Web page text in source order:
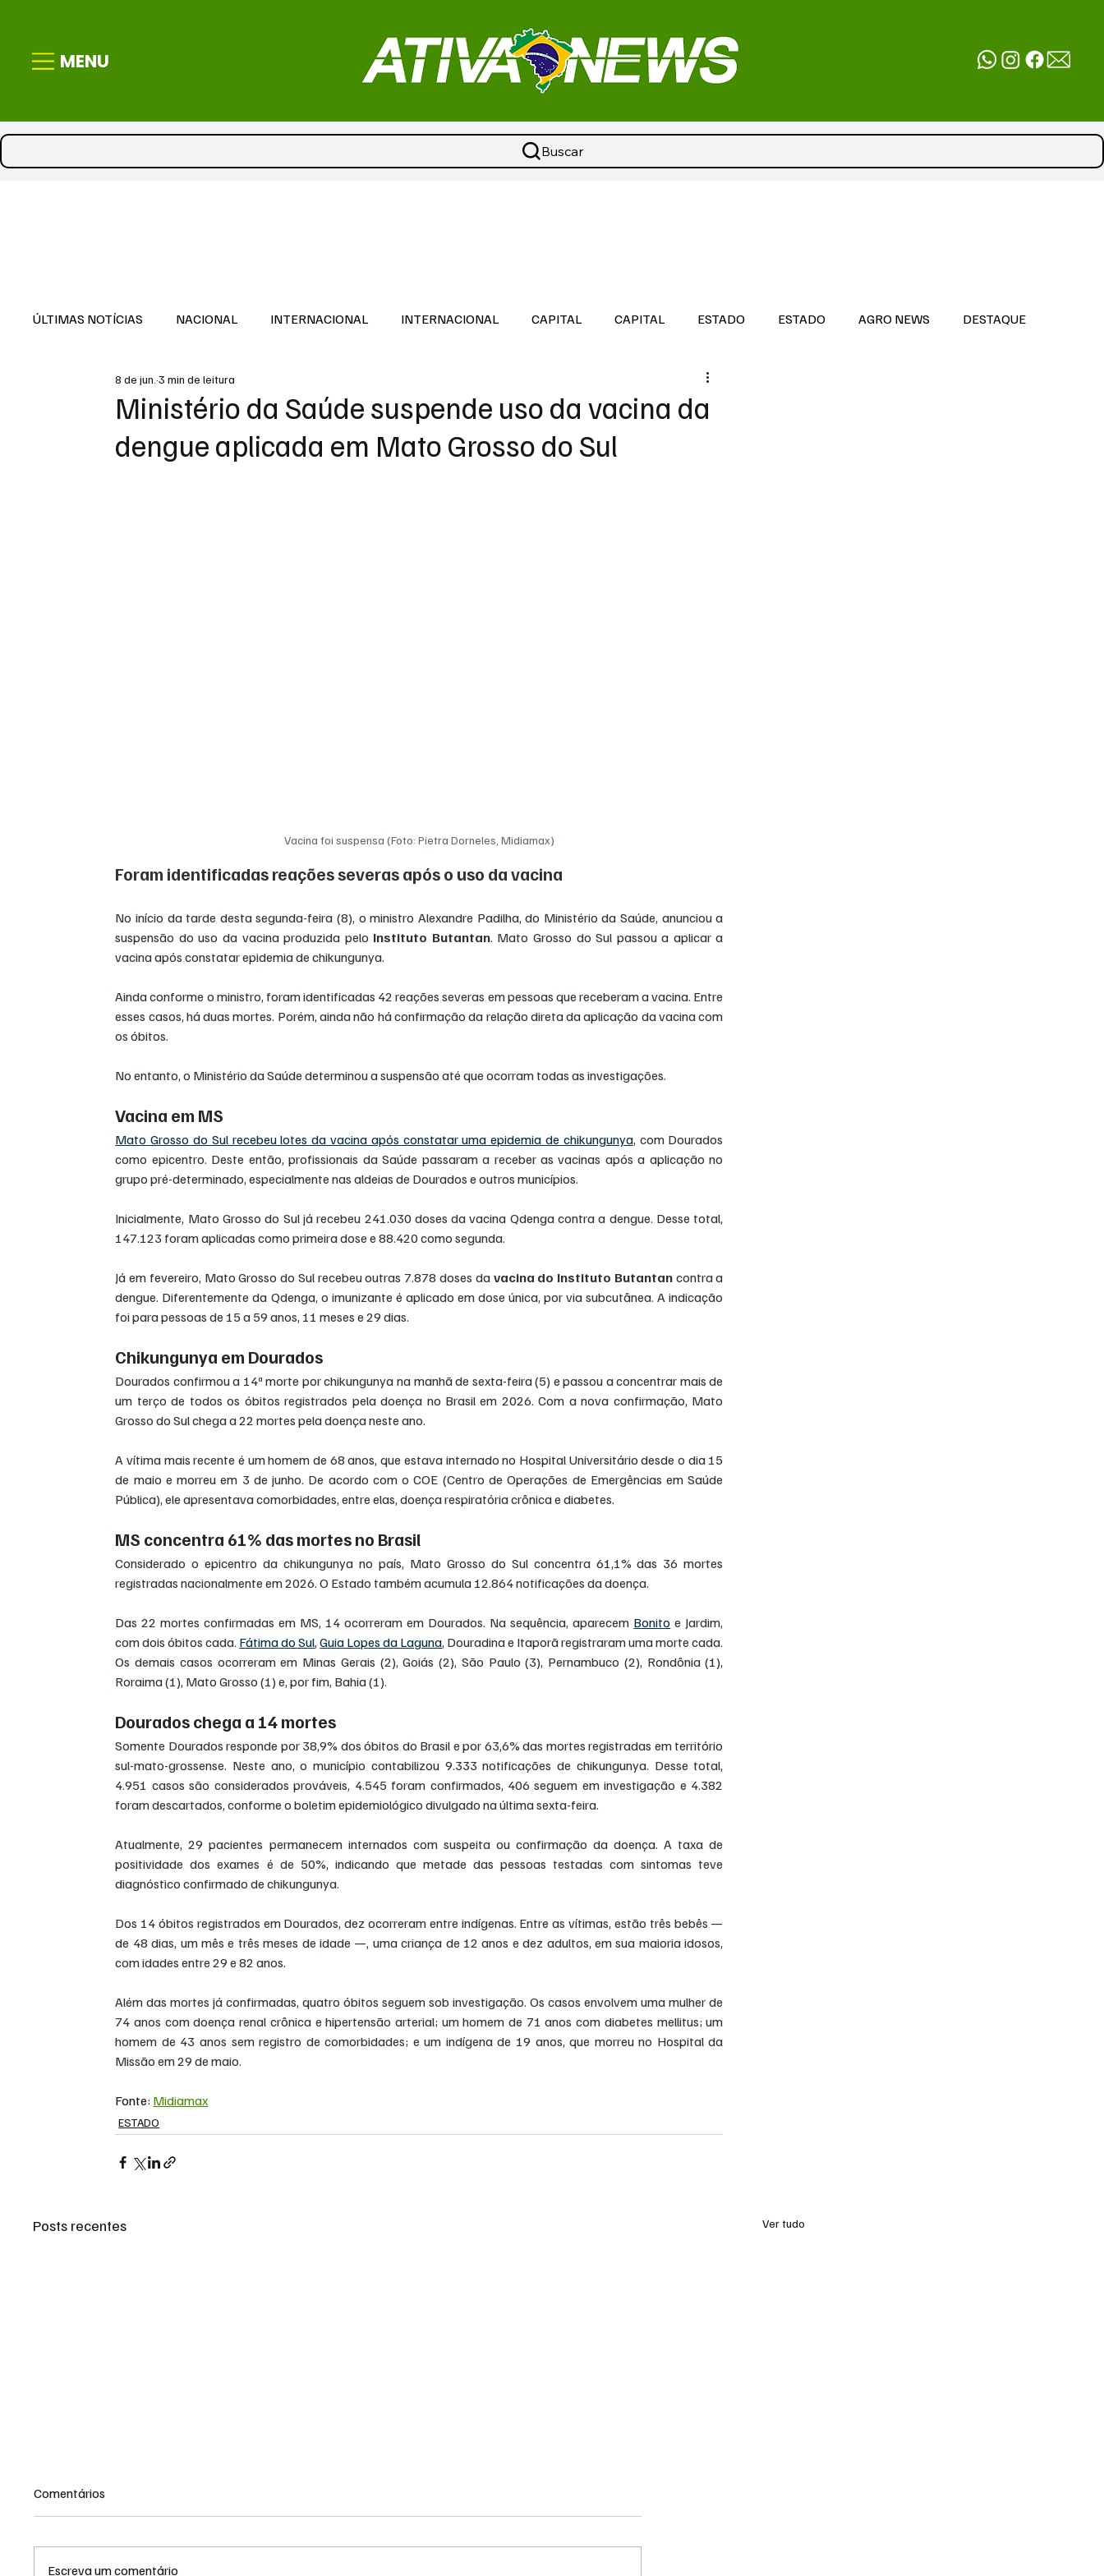
MENU
Buscar
ÚLTIMAS NOTÍCIAS NACIONAL INTERNACIONAL INTERNACIONAL CAPITAL CAPITAL ESTADO ESTADO AGRO NEWS DESTAQUE
DESTAQUE
Ministério da Saúde suspende uso da vacina da
dengue aplicada em Mato Grosso do Sul
8 de jun.3 min de leitura
Vacina foi suspensa (Foto: Pietra Dorneles, Midiamax)
Foram identificadas reações severas após o uso da vacina
No início da tarde desta segunda-feira (8), o ministro Alexandre Padilha, do Ministério da Saúde, anunciou a
suspensão do uso da vacina produzida pelo Instituto Butantan. Mato Grosso do Sul passou a aplicar a
vacina após constatar epidemia de chikungunya.
Ainda conforme o ministro, foram identificadas 42 reações severas em pessoas que receberam a vacina. Entre
esses casos, há duas mortes. Porém, ainda não há confirmação da relação direta da aplicação da vacina com
os óbitos.
No entanto, o Ministério da Saúde determinou a suspensão até que ocorram todas as investigações.
Vacina em MS
Mato Grosso do Sul recebeu lotes da vacina após constatar uma epidemia de chikungunya, com Dourados
como epicentro. Deste então, profissionais da Saúde passaram a receber as vacinas após a aplicação no
grupo pré-determinado, especialmente nas aldeias de Dourados e outros municípios.
Inicialmente, Mato Grosso do Sul já recebeu 241.030 doses da vacina Qdenga contra a dengue. Desse total,
147.123 foram aplicadas como primeira dose e 88.420 como segunda.
Já em fevereiro, Mato Grosso do Sul recebeu outras 7.878 doses da vacina do Instituto Butantan contra a
dengue. Diferentemente da Qdenga, o imunizante é aplicado em dose única, por via subcutânea. A indicação
foi para pessoas de 15 a 59 anos, 11 meses e 29 dias.
Chikungunya em Dourados
Dourados confirmou a 14ª morte por chikungunya na manhã de sexta-feira (5) e passou a concentrar mais de
um terço de todos os óbitos registrados pela doença no Brasil em 2026. Com a nova confirmação, Mato
Grosso do Sul chega a 22 mortes pela doença neste ano.
A vítima mais recente é um homem de 68 anos, que estava internado no Hospital Universitário desde o dia 15
de maio e morreu em 3 de junho. De acordo com o COE (Centro de Operações de Emergências em Saúde
Pública), ele apresentava comorbidades, entre elas, doença respiratória crônica e diabetes.
MS concentra 61% das mortes no Brasil
Considerado o epicentro da chikungunya no país, Mato Grosso do Sul concentra 61,1% das 36 mortes
registradas nacionalmente em 2026. O Estado também acumula 12.864 notificações da doença.
Das 22 mortes confirmadas em MS, 14 ocorreram em Dourados. Na sequência, aparecem Bonito e Jardim,
com dois óbitos cada. Fátima do Sul, Guia Lopes da Laguna, Douradina e Itaporã registraram uma morte cada.
Os demais casos ocorreram em Minas Gerais (2), Goiás (2), São Paulo (3), Pernambuco (2), Rondônia (1),
Roraima (1), Mato Grosso (1) e, por fim, Bahia (1).
Dourados chega a 14 mortes
Somente Dourados responde por 38,9% dos óbitos do Brasil e por 63,6% das mortes registradas em território
sul-mato-grossense. Neste ano, o município contabilizou 9.333 notificações de chikungunya. Desse total,
4.951 casos são considerados prováveis, 4.545 foram confirmados, 406 seguem em investigação e 4.382
foram descartados, conforme o boletim epidemiológico divulgado na última sexta-feira.
Atualmente, 29 pacientes permanecem internados com suspeita ou confirmação da doença. A taxa de
positividade dos exames é de 50%, indicando que metade das pessoas testadas com sintomas teve
diagnóstico confirmado de chikungunya.
Dos 14 óbitos registrados em Dourados, dez ocorreram entre indígenas. Entre as vítimas, estão três bebês —
de 48 dias, um mês e três meses de idade —, uma criança de 12 anos e dez adultos, em sua maioria idosos,
com idades entre 29 e 82 anos.
Além das mortes já confirmadas, quatro óbitos seguem sob investigação. Os casos envolvem uma mulher de
74 anos com doença renal crônica e hipertensão arterial; um homem de 71 anos com diabetes mellitus; um
homem de 43 anos sem registro de comorbidades; e um indígena de 19 anos, que morreu no Hospital da
Missão em 29 de maio.
Fonte: Midiamax
ESTADO
Posts recentes Ver tudo
Comentários
Escreva um comentário